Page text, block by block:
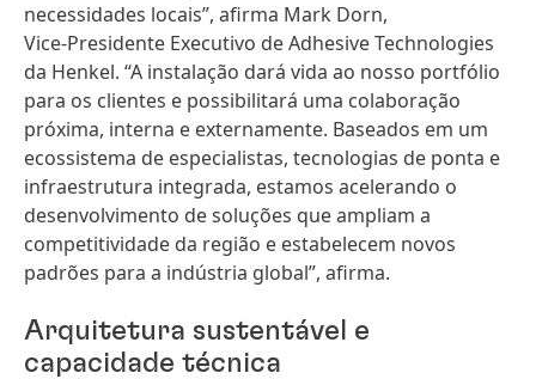
necessidades locais”, afirma Mark Dorn,
Vice‑Presidente Executivo de Adhesive Technologies
da Henkel. “A instalação dará vida ao nosso portfólio
para os clientes e possibilitará uma colaboração
próxima, interna e externamente. Baseados em um
ecossistema de especialistas, tecnologias de ponta e
infraestrutura integrada, estamos acelerando o
desenvolvimento de soluções que ampliam a
competitividade da região e estabelecem novos
padrões para a indústria global”, afirma.
Arquitetura sustentável e
capacidade técnica